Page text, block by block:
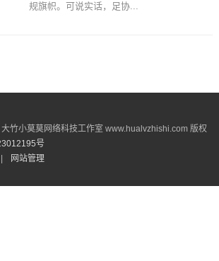
规旗帜。可说实话，足协...
竹小莫莫网络科技工作室 www.hualvzhishi.com 版权
号
网站管理